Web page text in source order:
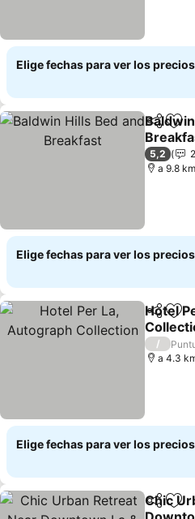
Elige fechas para ver los
5,2
a 9.8
Elige fechas para ver los
Hotel
/
a 4.3
Elige fechas para ver los
Chic